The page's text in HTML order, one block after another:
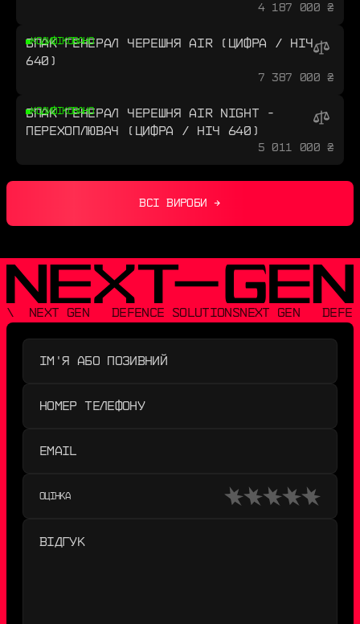
4 187 000 ₴
БПАК ГЕНЕРАЛ ЧЕРЕШНЯ AIR (ЦИФРА / НІЧ
640)
7 387 000 ₴
КОДИФІКОВАНО
БПАК ГЕНЕРАЛ ЧЕРЕШНЯ AIR NIGHT -
ПЕРЕХОПЛЮВАЧ (ЦИФРА / НІЧ 640)
5 011 000 ₴
КОДИФІКОВАНО
ВСІ ВИРОБИ →
\  NEXT GEN   DEFENCE SOLUTIONSNEXT GEN
ОЦІНКА